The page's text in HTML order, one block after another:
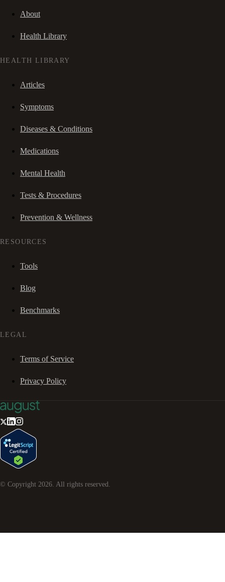
About
Health Library
HEALTH LIBRARY
Articles
Symptoms
Diseases & Conditions
Medications
Mental Health
Tests & Procedures
Prevention & Wellness
RESOURCES
Tools
Blog
Benchmarks
LEGAL
Terms of Service
Privacy Policy
© Copyright 2026 . All rights reserved.